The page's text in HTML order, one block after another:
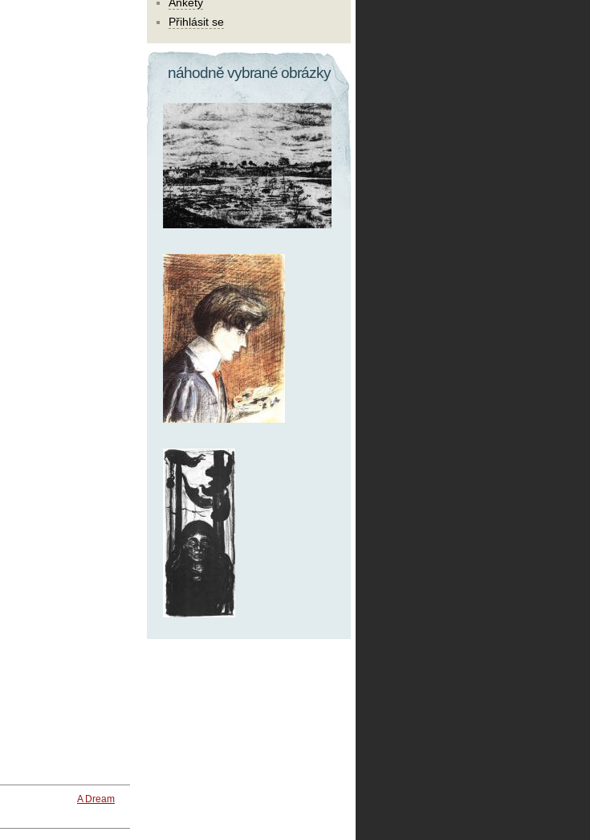
A Dream
Přihlásit se
náhodně vybrané obrázky